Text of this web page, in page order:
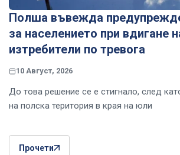
Полша въвежда
за населението при вдигане
изтребители по тревога
10 Август, 2026
До това решение се е стигнало, след
на полска територия в края на юли
Прочети